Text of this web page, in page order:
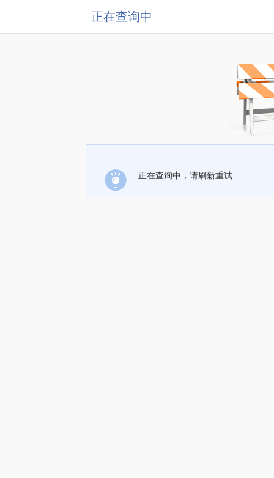
正在查询中
正在查询中，请刷新重试